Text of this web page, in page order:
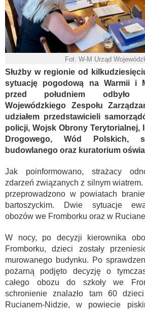
Fot. W-M Urząd
Służby w regionie od
sytuację pogodową na Warmii i
przed południem odbyło
Wojewódzkiego Zespołu
udziałem przedstawicieli
policji, Wojsk Obrony Terytorialnej,
Drogowego, Wód Polskich,
budowlanego oraz kuratorium
Jak poinformowano, strażacy
zdarzeń związanych z silnym
przeprowadzono w powiatach
bartoszyckim. Dwie sytuacje
obozów we Fromborku oraz w
W nocy, po decyzji kierownika
Fromborku, dzieci zostały
murowanego budynku. Po
pożarną podjęto decyzję o
całego obozu do szkoły we
schronienie znalazło tam 60
Rucianem-Nidzie, w powiecie